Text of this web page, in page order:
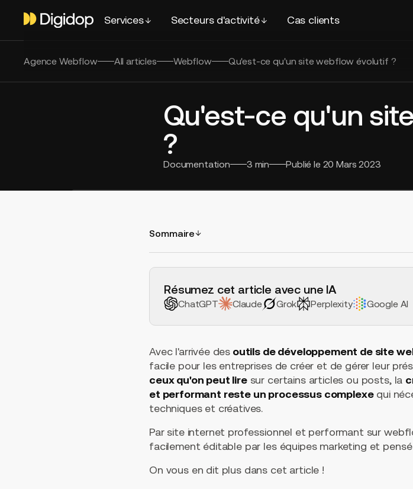
Services Secteurs d'activité Cas clients
Agence Webflow All articles Webflow Qu'est-ce qu'un site webflow évolutif ?
Qu'est-ce qu'un
?
Documentation 3 min Publié le 20 Mars 2023
Sommaire
H2 Example
Résumez cet article avec une IA
ChatGPT Claude Grok Perplexity Google AI
Avec l'arrivée des outils de développement de site
facile pour les entreprises de créer et de gérer leur
ceux qu'on peut liresur certains articles ou posts, la
et performant reste un processus complexequi
techniques et créatives.
Par site internet professionnel et performant sur
facilement éditable par les équipes marketing et
On vous en dit plus dans cet article !